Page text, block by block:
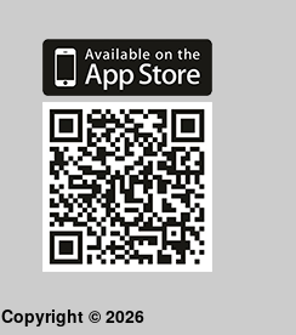
Copyright © 2026